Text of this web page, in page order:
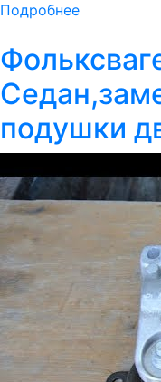
Подробнее
подушки